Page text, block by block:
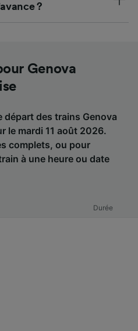
?
Genova
départ des trains Genova
le mardi 11 août 2026.
complets, ou pour
à une heure ou date
Durée